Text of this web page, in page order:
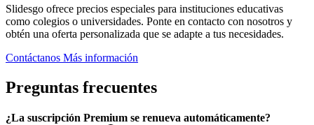
Slidesgo ofrece precios especiales para instituciones educativas
como colegios o universidades. Ponte en contacto con nosotros y
obtén una oferta personalizada que se adapte a tus necesidades.
Contáctanos Más información
Preguntas frecuentes
¿La suscripción Premium se renueva automáticamente?